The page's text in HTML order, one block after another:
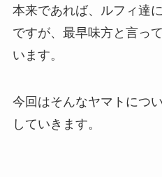
本来であれば、ルフィ達
ですが、最早味方と言っ
います。
今回はそんなヤマトにつ
していきます。